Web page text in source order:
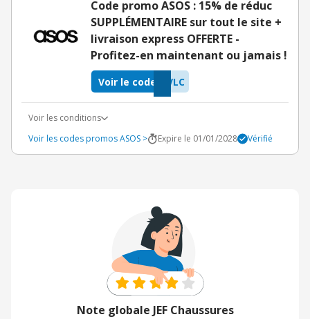
Code promo ASOS : 15% de réduc
SUPPLÉMENTAIRE sur tout le site +
livraison express OFFERTE -
Profitez-en maintenant ou jamais !
VLC
Voir le code
Voir les conditions
Voir les codes promos ASOS >
Expire le 01/01/2028 Vérifié
Note globale JEF Chaussures